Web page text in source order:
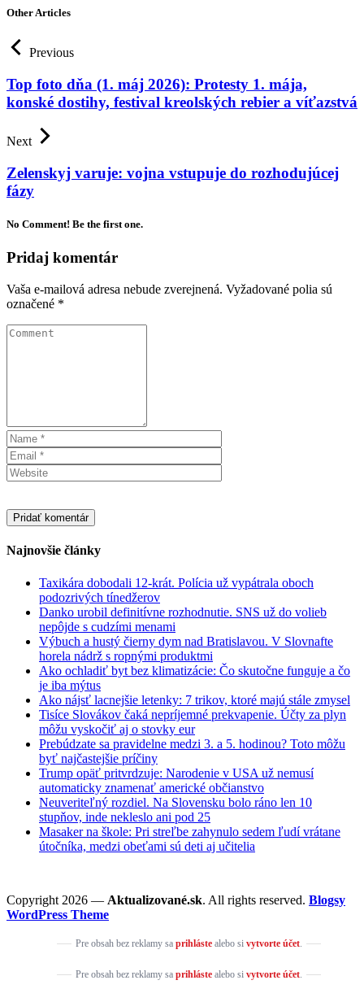
Other Articles
Previous
Top foto dňa (1. máj 2026): Protesty 1. mája,
konské dostihy, festival kreolských rebier a víťazstvá
Next
Zelenskyj varuje: vojna vstupuje do rozhodujúcej
fázy
No Comment! Be the first one.
Pridaj komentár
Vaša e-mailová adresa nebude zverejnená. Vyžadované polia sú
označené *
Najnovšie články
Taxikára dobodali 12-krát. Polícia už vypátrala oboch
podozrivých tínedžerov
Danko urobil definitívne rozhodnutie. SNS už do volieb
nepôjde s cudzími menami
Výbuch a hustý čierny dym nad Bratislavou. V Slovnafte
horela nádrž s ropnými produktmi
Ako ochladiť byt bez klimatizácie: Čo skutočne funguje a čo
je iba mýtus
Ako nájsť lacnejšie letenky: 7 trikov, ktoré majú stále zmysel
Tisíce Slovákov čaká nepríjemné prekvapenie. Účty za plyn
môžu vyskočiť aj o stovky eur
Prebúdzate sa pravidelne medzi 3. a 5. hodinou? Toto môžu
byť najčastejšie príčiny
Trump opäť pritvrdzuje: Narodenie v USA už nemusí
automaticky znamenať americké občianstvo
Neuveriteľný rozdiel. Na Slovensku bolo ráno len 10
stupňov, inde nekleslo ani pod 25
Masaker na škole: Pri streľbe zahynulo sedem ľudí vrátane
útočníka, medzi obeťami sú deti aj učitelia
Copyright 2026 — Aktualizované.sk. All rights reserved. Blogsy
WordPress Theme
Pre obsah bez reklamy sa prihlástealebo si vytvorte účet.